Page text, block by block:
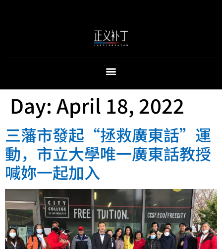
Day: April 18, 2022
三藩市發起“拯救廣東話”運
動，市立大學唯一廣東話教授
喊妳一起加入